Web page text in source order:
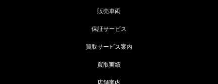
販売車両
保証サービス
買取サービス案内
買取実績